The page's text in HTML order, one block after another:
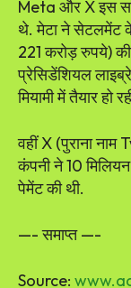
Meta और X इस
थे. मेटा ने सेटलमेंट
221 करोड़ रुपये)
प्रेसिडेंशियल
मियामी में तैयार हो
वहीं X (पुराना
कंपनी ने 10
पेमेंट की थी.
—- समाप्त —-
Source: